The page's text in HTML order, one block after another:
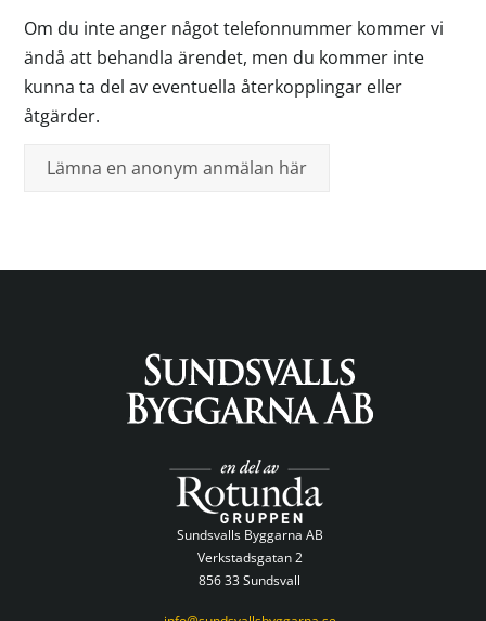
Om du inte anger något telefonnummer kommer vi
ändå att behandla ärendet, men du kommer inte
kunna ta del av eventuella återkopplingar eller
åtgärder.
Lämna en anonym anmälan här
Sundsvalls Byggarna AB
Verkstadsgatan 2
856 33 Sundsvall